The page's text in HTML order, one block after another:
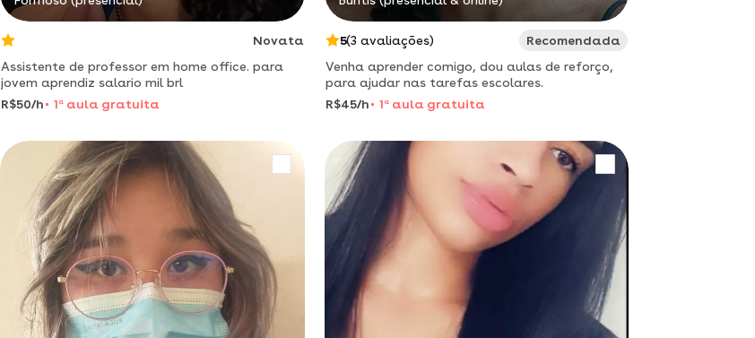
Novata
Assistente de professor em home office. para
jovem aprendiz salario mil brl
R$50/h
1 a aula gratuita
5(3 avaliações)
Recomendada
Venha aprender comigo, dou aulas de reforço,
para ajudar nas tarefas escolares.
R$45/h
1 aaula gratuita